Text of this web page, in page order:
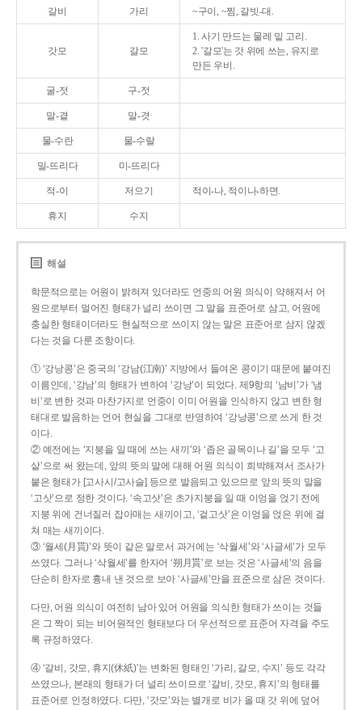
갈비 가리 ~구이, ~찜, 갈빗-대.
갓모 갈모
1. 사기 만드는 물레 밑 고리.
2. '갈모'는 갓 위에 쓰는, 유지로
만든 우비.
굴-젓 구-젓
말-곁 말-겻
물-수란 물-수랄
밀-뜨리다 미-뜨리다
적-이 저으기 적이-나, 적이나-하면.
휴지 수지
해설
학문적으로는 어원이 밝혀져 있더라도 언중의 어원 의식이 약해져서 어
원으로부터 멀어진 형태가 널리 쓰이면 그 말을 표준어로 삼고, 어원에
충실한 형태이더라도 현실적으로 쓰이지 않는 말은 표준어로 삼지 않겠
다는 것을 다룬 조항이다.
① ‘강낭콩’은 중국의 ‘강남(江南)’ 지방에서 들여온 콩이기 때문에 붙여진
이름인데, ‘강남’의 형태가 변하여 ‘강낭’이 되었다. 제9항의 ‘남비’가 ‘냄
비’로 변한 것과 마찬가지로 언중이 이미 어원을 인식하지 않고 변한 형
태대로 발음하는 언어 현실을 그대로 반영하여 ‘강낭콩’으로 쓰게 한 것
이다.
② 예전에는 ‘지붕을 일 때에 쓰는 새끼’와 ‘좁은 골목이나 길’을 모두 ‘고
샅’으로 써 왔는데, 앞의 뜻의 말에 대해 어원 의식이 희박해져서 조사가
붙은 형태가 [고사시/고사슬] 등으로 발음되고 있으므로 앞의 뜻의 말을
‘고삿’으로 정한 것이다. ‘속고삿’은 초가지붕을 일 때 이엉을 얹기 전에
지붕 위에 건너질러 잡아매는 새끼이고, ‘겉고삿’은 이엉을 얹은 위에 걸
쳐 매는 새끼이다.
③ ‘월세(月貰)’와 뜻이 같은 말로서 과거에는 ‘삭월세’와 ‘사글세’가 모두
쓰였다. 그러나 ‘삭월세’를 한자어 ‘朔月貰’로 보는 것은 ‘사글세’의 음을
단순히 한자로 흉내 낸 것으로 보아 ‘사글세’만을 표준으로 삼은 것이다.
다만, 어원 의식이 여전히 남아 있어 어원을 의식한 형태가 쓰이는 것들
은 그 짝이 되는 비어원적인 형태보다 더 우선적으로 표준어 자격을 주도
록 규정하였다.
④ ‘갈비, 갓모, 휴지(休紙)’는 변화된 형태인 ‘가리, 갈모, 수지’ 등도 각각
쓰였으나, 본래의 형태가 더 널리 쓰이므로 ‘갈비, 갓모, 휴지’의 형태를
표준어로 인정하였다. 다만, ‘갓모’와는 별개로 비가 올 때 갓 위에 덮어